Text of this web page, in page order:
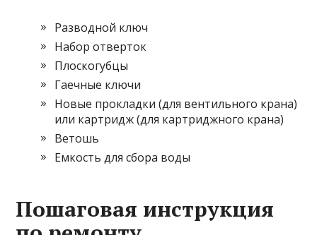
Разводной ключ
Набор отверток
Плоскогубцы
Гаечные ключи
Новые прокладки (для вентильного крана)
или картридж (для картриджного крана)
Ветошь
Емкость для сбора воды
Пошаговая инструкция